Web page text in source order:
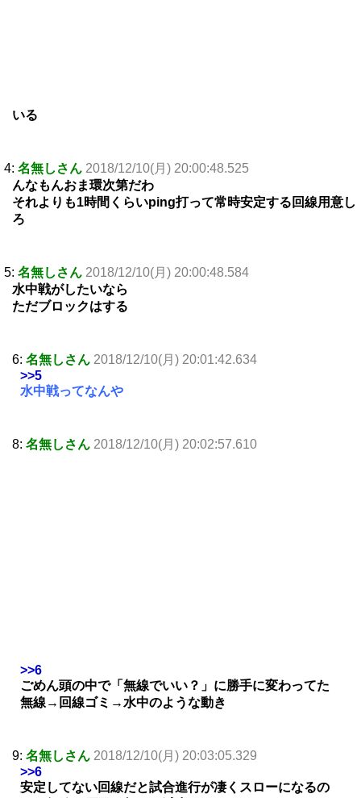
いる
4: 名無しさん 2018/12/10(月) 20:00:48.525
んなもんおま環次第だわ
それよりも1時間くらいping打って常時安定する回線用意し
ろ
5: 名無しさん 2018/12/10(月) 20:00:48.584
水中戦がしたいなら
ただブロックはする
6: 名無しさん 2018/12/10(月) 20:01:42.634
>>5
水中戦ってなんや
8: 名無しさん 2018/12/10(月) 20:02:57.610
>>6
ごめん頭の中で「無線でいい？」に勝手に変わってた
無線→回線ゴミ→水中のような動き
9: 名無しさん 2018/12/10(月) 20:03:05.329
>>6
安定してない回線だと試合進行が凄くスローになるの